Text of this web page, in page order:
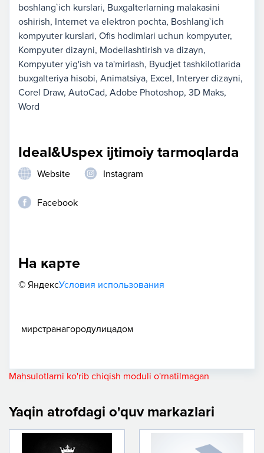
boshlang`ich kurslari Buxgalterlarning malakasini
oshirish Internet va elektron pochta Boshlang`ich
kompyuter kurslari Ofis hodimlari uchun kompyuter
Kompyuter dizayni Modellashtirish va dizayn
Kompyuter yig'ish va ta'mirlash Byudjet tashkilotlarida
buxgalteriya hisobi Animatsiya Excel Interyer dizayni
Corel Draw AutoCad Adobe Photoshop 3D Maks
Word
Ideal&Uspex ijtimoiy tarmoqlarda
Website Instagram
Facebook
На карте
© ЯндексУсловия использования
мирстранагородулицадом
Mahsulotlarni ko'rib chiqish moduli o'rnatilmagan
Yaqin atrofdagi o'quv markazlari